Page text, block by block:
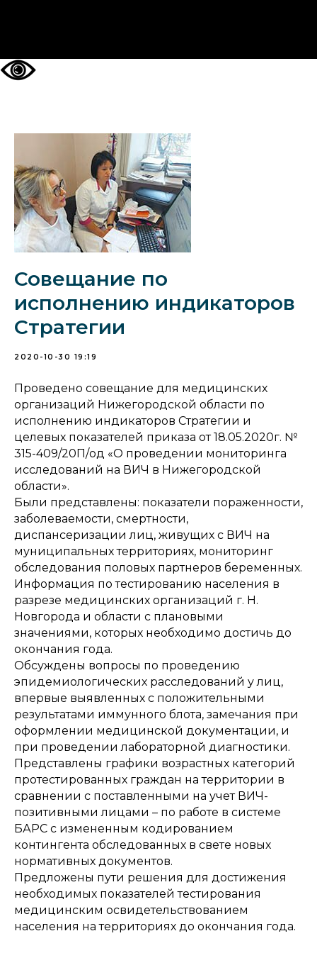
Совещание по
исполнению индикаторов
Стратегии
2020-10-30 19:19
Проведено совещание для медицинских
организаций Нижегородской области по
исполнению индикаторов Стратегии и
целевых показателей приказа от 18.05.2020г. №
315-409/20П/од «О проведении мониторинга
исследований на ВИЧ в Нижегородской
области».
Были представлены: показатели пораженности,
заболеваемости, смертности,
диспансеризации лиц, живущих с ВИЧ на
муниципальных территориях, мониторинг
обследования половых партнеров беременных.
Информация по тестированию населения в
разрезе медицинских организаций г. Н.
Новгорода и области с плановыми
значениями, которых необходимо достичь до
окончания года.
Обсуждены вопросы по проведению
эпидемиологических расследований у лиц,
впервые выявленных с положительными
результатами иммунного блота, замечания при
оформлении медицинской документации, и
при проведении лабораторной диагностики.
Представлены графики возрастных категорий
протестированных граждан на территории в
сравнении с поставленными на учет ВИЧ-
позитивными лицами – по работе в системе
БАРС с измененным кодированием
контингента обследованных в свете новых
нормативных документов.
Предложены пути решения для достижения
необходимых показателей тестирования
медицинским освидетельствованием
населения на территориях до окончания года.